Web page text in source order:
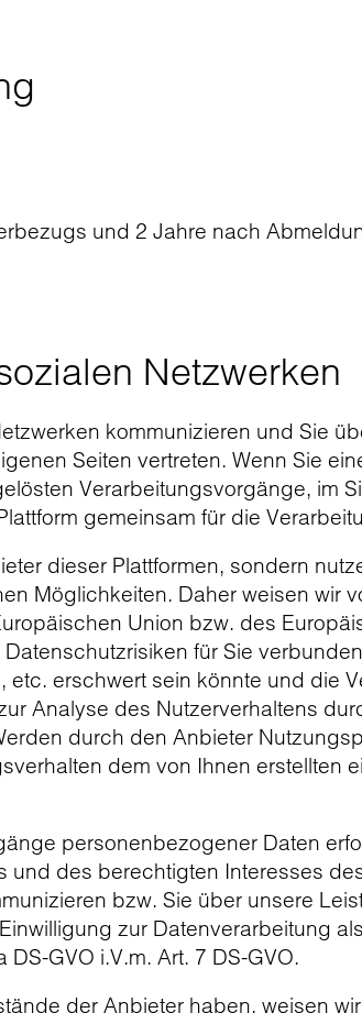
und 2 Jahre nach
Netzwerken
kommunizieren und Sie
Seiten vertreten. Wenn Sie
Verarbeitungsvorgänge, im
gemeinsam für die
dieser Plattformen, sondern
Möglichkeiten. Daher weisen wir
Union bzw. des
für Sie
erschwert sein könnte und die
Analyse des Nutzerverhaltens
durch den Anbieter
dem von Ihnen erstellten
personenbezogener Daten
des berechtigten Interesses
bzw. Sie über unsere
zur Datenverarbeitung
GVO i.V.m. Art. 7 DS-GVO.
der Anbieter haben, weisen